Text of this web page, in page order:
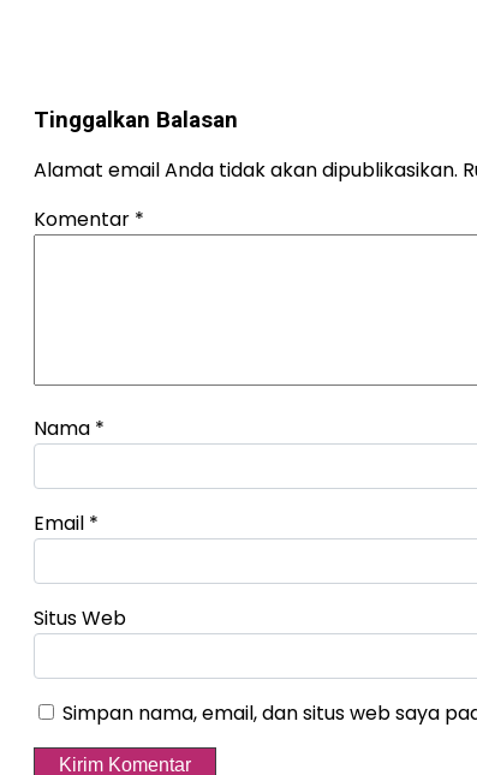
Tinggalkan Balasan
Alamat email Anda tidak akan dipublikasikan.
Komentar *
Nama *
Email *
Situs Web
Simpan nama, email, dan situs web saya